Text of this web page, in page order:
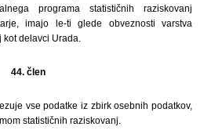
programa statističnih raziskovanj
imajo le-ti glede obveznosti varstva
delavci Urada.
44. člen
vse podatke iz zbirk osebnih podatkov,
statističnih raziskovanj.